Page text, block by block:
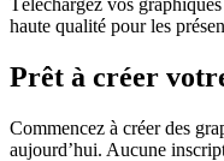
Téléchargez vos
haute qualité pour les
Prêt à créer
Commencez à créer des
aujourd’hui. Aucune